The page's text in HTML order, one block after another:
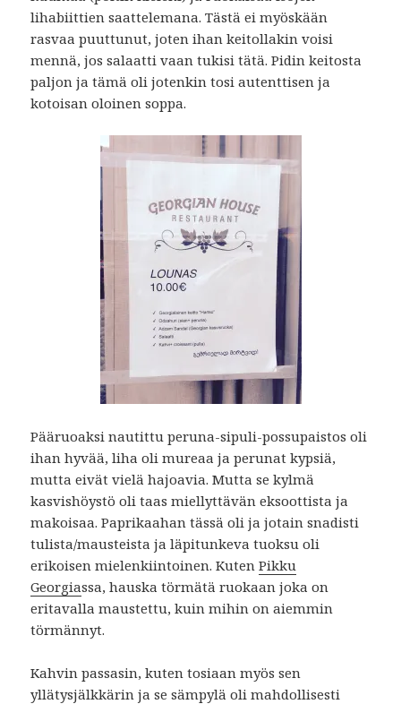
lihabiittien saattelemana. Tästä ei myöskään
rasvaa puuttunut, joten ihan keitollakin voisi
mennä, jos salaatti vaan tukisi tätä. Pidin keitosta
paljon ja tämä oli jotenkin tosi autenttisen ja
kotoisan oloinen soppa.
Pääruoaksi nautittu peruna-sipuli-possupaistos oli
ihan hyvää, liha oli mureaa ja perunat kypsiä,
mutta eivät vielä hajoavia. Mutta se kylmä
kasvishöystö oli taas miellyttävän eksoottista ja
makoisaa. Paprikaahan tässä oli ja jotain snadisti
tulista/mausteista ja läpitunkeva tuoksu oli
erikoisen mielenkiintoinen. KutenPikku
Georgiassa, hauska törmätä ruokaan joka on
eritavalla maustettu, kuin mihin on aiemmin
törmännyt.
Kahvin passasin, kuten tosiaan myös sen
yllätysjälkkärin ja se sämpylä oli mahdollisesti